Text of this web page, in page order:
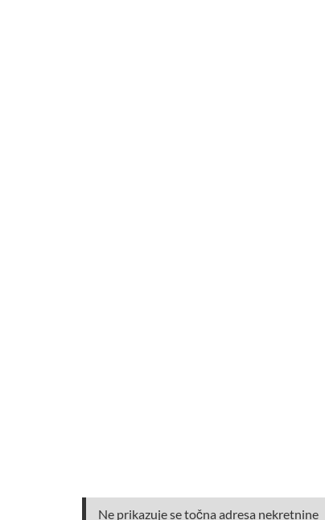
Ne prikazuje se točna adresa nekretnine